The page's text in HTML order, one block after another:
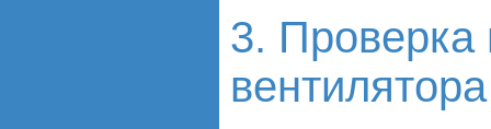
3. Проверка
вентилятора